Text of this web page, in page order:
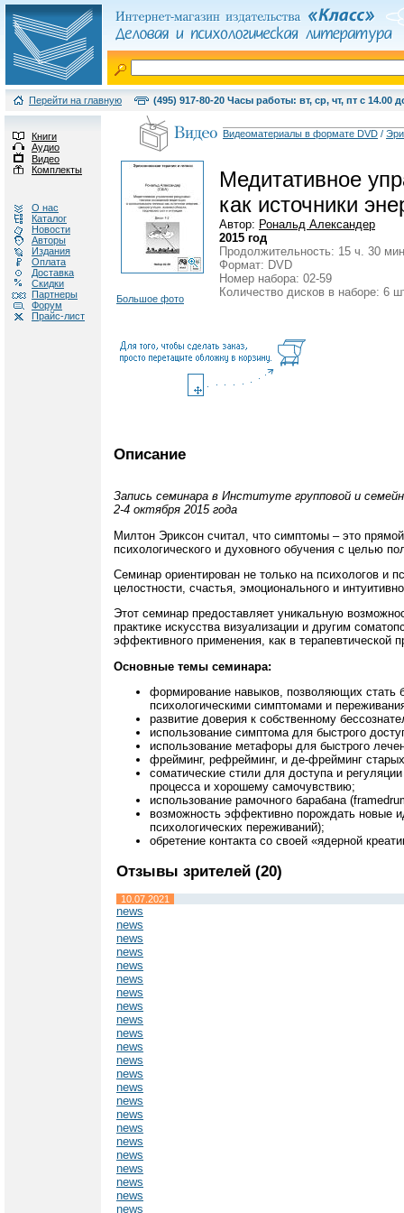
Перейти на главную (495) 917-80-20 Часы работы: вт, ср, чт, пт с 14.00
Книги
Аудио
Видео
Комплекты
О нас
Каталог
Новости
Авторы
Издания
Оплата
Доставка
Скидки
Партнеры
Форум
Прайс-лист
Видеоматериалы в формате DVD /
Большое фото
Медитативное
как источники
Автор: Рональд Александер
2015 год
Продолжительность: 15 ч. 30
Формат: DVD
Номер набора: 02-59
Количество дисков в наборе: 6
Описание
Запись семинара в Институте групповой и
2-4 октября 2015 года
Милтон Эриксон считал, что симптомы – это
психологического и духовного обучения с целью
Семинар ориентирован не только на психологов и
целостности, счастья, эмоционального и
Этот семинар предоставляет уникальную
практике искусства визуализации и другим
эффективного применения, как в терапевтической
Основные темы семинара:
формирование навыков, позволяющих стать
психологическими симптомами и
развитие доверия к собственному
использование симптома для быстрого
использование метафоры для быстрого
фрейминг, рефрейминг, и де-фрейминг
соматические стили для доступа и
процесса и хорошему самочувствию;
использование рамочного барабана
возможность эффективно порождать новые
психологических переживаний);
обретение контакта со своей «ядерной
Отзывы зрителей (20)
10.07.2021
news
news
news
news
news
news
news
news
news
news
news
news
news
news
news
news
news
news
news
news
news
news
news